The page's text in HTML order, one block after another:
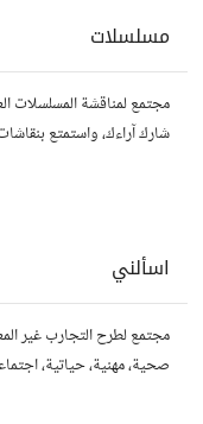
مسلسلات
مجتمع لمناقشة المسلسلات
شارك آراءك، واستمتع
اسألني
مجتمع لطرح التجارب غير
صحية، مهنية، حياتية،